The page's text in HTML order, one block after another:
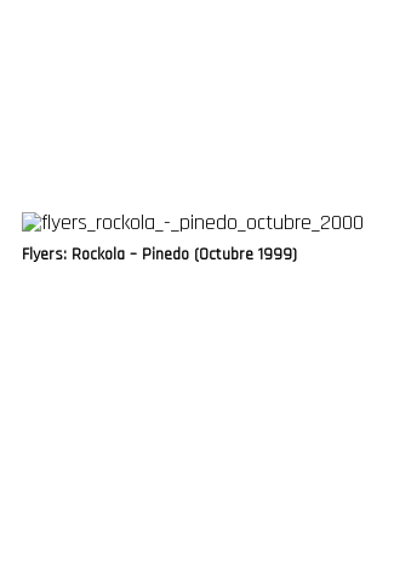
Flyers: Rockola – Pinedo (Octubre 1999)